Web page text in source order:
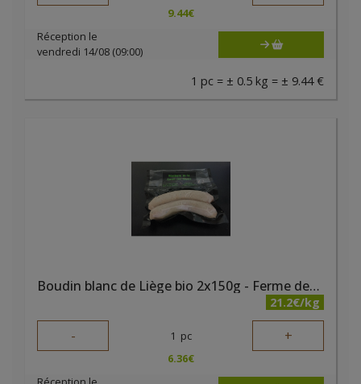
9.44€
Réception le
vendredi 14/08 (09:00)
1 pc = ± 0.5 kg = ± 9.44 €
Boudin blanc de Liège bio 2x150g - Ferme des Noyers
21.2€/kg
- 1 pc +
6.36€